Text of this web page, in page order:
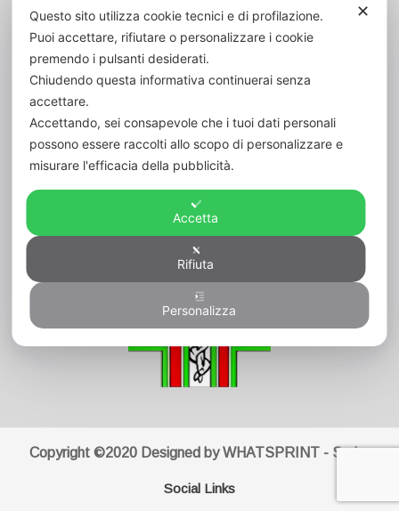
Contatti Segreteria
info@ordinefarmacistifr.it
Codice Fiscale:80006420600
Cod. Un. Fatt. Elett.:
Copyright ©2020 Designed by WHATSPRINT - Serba
Social Links
✕
Questo sito utilizza cookie tecnici e di profilazione.
Puoi accettare, rifiutare o personalizzare i cookie
premendo i pulsanti desiderati.
Chiudendo questa informativa continuerai senza
accettare.
Accettando, sei consapevole che i tuoi dati personali
possono essere raccolti allo scopo di personalizzare e
misurare l'efficacia della pubblicità.
Accetta
Rifiuta
Personalizza